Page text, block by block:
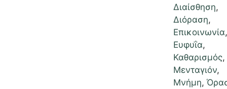
Διαίσθηση,
Διόραση,
Επικοινωνία,
Ευφυΐα,
Καθαρισμός,
Μενταγιόν,
Μνήμη,